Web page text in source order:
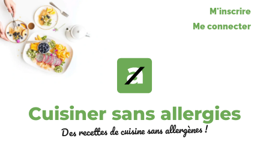
M'inscrire
Me connecter
Cuisiner sans allergies
Des recettes de cuisine sans allergènes !